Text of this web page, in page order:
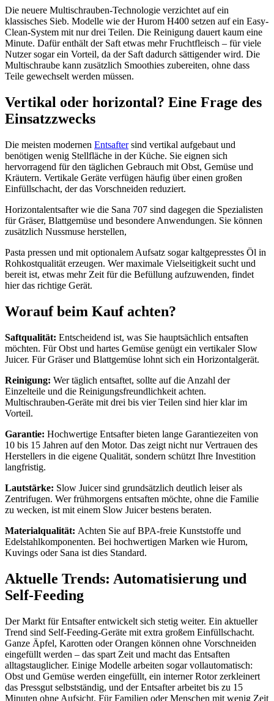
Die neuere Multischrauben-Technologie verzichtet auf ein
klassisches Sieb. Modelle wie der Hurom H400 setzen auf ein Easy-
Clean-System mit nur drei Teilen. Die Reinigung dauert kaum eine
Minute. Dafür enthält der Saft etwas mehr Fruchtfleisch – für viele
Nutzer sogar ein Vorteil, da der Saft dadurch sättigender wird. Die
Multischraube kann zusätzlich Smoothies zubereiten, ohne dass
Teile gewechselt werden müssen.
Vertikal oder horizontal? Eine Frage des
Einsatzzwecks
Die meisten modernen Entsaftersind vertikal aufgebaut und
benötigen wenig Stellfläche in der Küche. Sie eignen sich
hervorragend für den täglichen Gebrauch mit Obst, Gemüse und
Kräutern. Vertikale Geräte verfügen häufig über einen großen
Einfüllschacht, der das Vorschneiden reduziert.
Horizontalentsafter wie die Sana 707 sind dagegen die Spezialisten
für Gräser, Blattgemüse und besondere Anwendungen. Sie können
zusätzlich Nussmuse herstellen,
Pasta pressen und mit optionalem Aufsatz sogar kaltgepresstes Öl in
Rohkostqualität erzeugen. Wer maximale Vielseitigkeit sucht und
bereit ist, etwas mehr Zeit für die Befüllung aufzuwenden, findet
hier das richtige Gerät.
Worauf beim Kauf achten?
Saftqualität: Entscheidend ist, was Sie hauptsächlich entsaften
möchten. Für Obst und hartes Gemüse genügt ein vertikaler Slow
Juicer. Für Gräser und Blattgemüse lohnt sich ein Horizontalgerät.
Reinigung: Wer täglich entsaftet, sollte auf die Anzahl der
Einzelteile und die Reinigungsfreundlichkeit achten.
Multischrauben-Geräte mit drei bis vier Teilen sind hier klar im
Vorteil.
Garantie: Hochwertige Entsafter bieten lange Garantiezeiten von
10 bis 15 Jahren auf den Motor. Das zeigt nicht nur Vertrauen des
Herstellers in die eigene Qualität, sondern schützt Ihre Investition
langfristig.
Lautstärke: Slow Juicer sind grundsätzlich deutlich leiser als
Zentrifugen. Wer frühmorgens entsaften möchte, ohne die Familie
zu wecken, ist mit einem Slow Juicer bestens beraten.
Materialqualität: Achten Sie auf BPA-freie Kunststoffe und
Edelstahlkomponenten. Bei hochwertigen Marken wie Hurom,
Kuvings oder Sana ist dies Standard.
Aktuelle Trends: Automatisierung und
Self-Feeding
Der Markt für Entsafter entwickelt sich stetig weiter. Ein aktueller
Trend sind Self-Feeding-Geräte mit extra großem Einfüllschacht.
Ganze Äpfel, Karotten oder Orangen können ohne Vorschneiden
eingefüllt werden – das spart Zeit und macht das Entsaften
alltagstauglicher. Einige Modelle arbeiten sogar vollautomatisch:
Obst und Gemüse werden eingefüllt, ein interner Rotor zerkleinert
das Pressgut selbstständig, und der Entsafter arbeitet bis zu 15
Minuten ohne Aufsicht. Für Familien oder Menschen mit wenig Zeit